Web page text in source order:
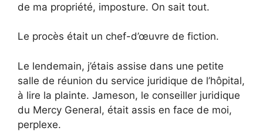
de ma propriété, imposture. On sait tout.
Le procès était un chef-d’œuvre de fiction.
Le lendemain, j’étais assise dans une petite
salle de réunion du service juridique de l’hôpital,
à lire la plainte. Jameson, le conseiller juridique
du Mercy General, était assis en face de moi,
perplexe.